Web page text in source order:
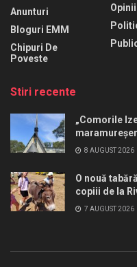
Anunturi
Bloguri EMM
Chipuri De
Poveste
Opinii
Stiri recente
„Comorile
8 AUGUST 2026
O nouă
copiii de la
7 AUGUST 2026